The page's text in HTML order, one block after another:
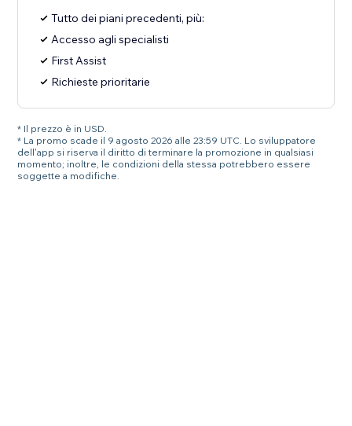
Tutto dei piani precedenti, più:
Accesso agli specialisti
First Assist
Richieste prioritarie
* Il prezzo è in USD.
* La promo scade il 9 agosto 2026 alle 23:59 UTC. Lo sviluppatore
dell'app si riserva il diritto di terminare la promozione in qualsiasi
momento; inoltre, le condizioni della stessa potrebbero essere
soggette a modifiche.